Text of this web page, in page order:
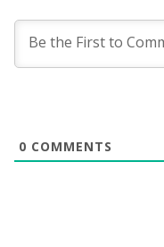
0 COMMENTS